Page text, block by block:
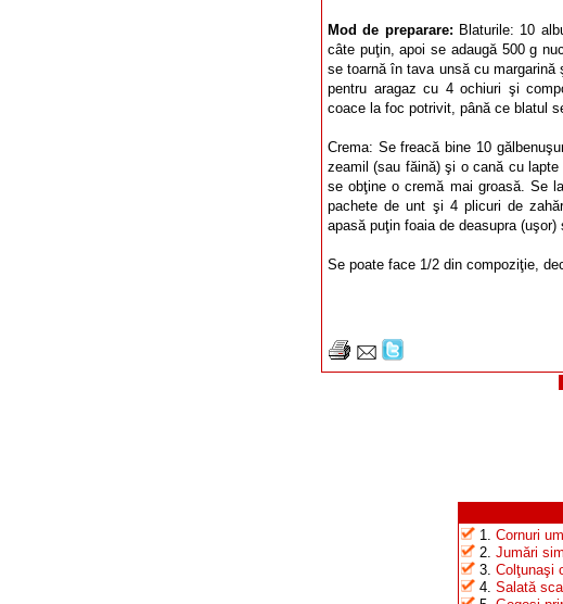
Mod de preparare: Blaturile: 10
câte puţin, apoi se adaugă 500 g
se toarnă în tava unsă cu
pentru aragaz cu 4 ochiuri şi
coace la foc potrivit, până ce blatul
Crema: Se freacă bine 10
zeamil (sau făină) şi o cană cu
se obţine o cremă mai groasă. Se
pachete de unt şi 4 plicuri de
apasă puţin foaia de deasupra
Se poate face 1/2 din compoziţie,
1. Cornuri
2. Jumări
3. Colţunaşi
4. Salată